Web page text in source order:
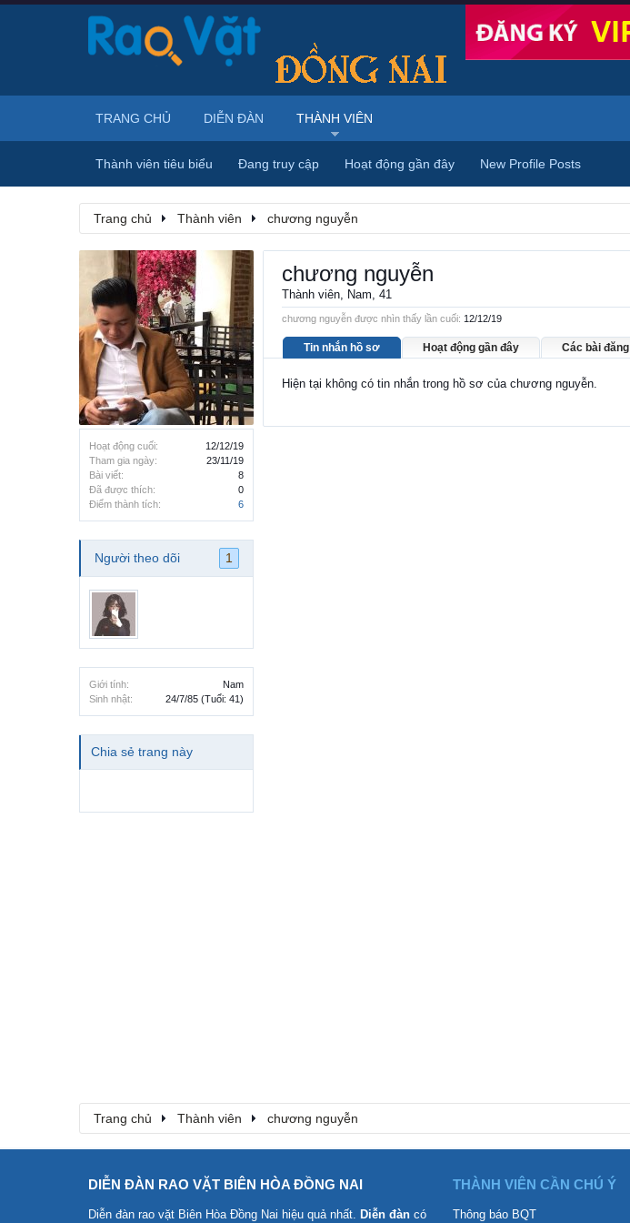
Trang chủ Thành viên chương nguyễn
Hoạt động cuối:
12/12/19
Tham gia ngày:
23/11/19
Bài viết:
8
Đã được thích:
0
Điểm thành tích:
6
Người theo dõi 1
Giới tính:
Nam
Sinh nhật:
24/7/85 (Tuổi: 41)
Chia sẻ trang này
chương nguyễn
Thành viên, Nam, 41
chương nguyễn được nhìn thấy lần cuối: 12/12/19
Tin nhắn hồ sơ Hoạt động gần đây Các bài đăng
Hiện tại không có tin nhắn trong hồ sơ của chương nguyễn.
Trang chủ Thành viên chương nguyễn
TRANG CHỦ DIỄN ĐÀN THÀNH VIÊN
Thành viên tiêu biểu Đang truy cập Hoạt động gần đây New Profile Posts
DIỄN ĐÀN RAO VẶT BIÊN HÒA ĐỒNG NAI
Diễn đàn rao vặt Biên Hòa Đồng Nai hiệu quả nhất. Diễn đàn có
THÀNH VIÊN CẦN CHÚ Ý
Thông báo BQT